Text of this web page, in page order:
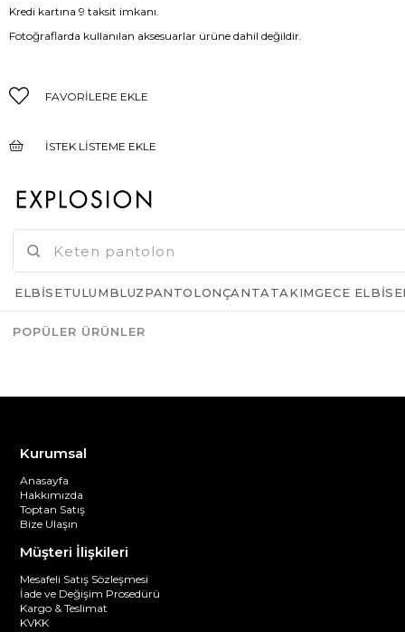
Kredi kartına 9 taksit imkanı.
Fotoğraflarda kullanılan aksesuarlar ürüne dahil değildir.
FAVORILERE EKLE
İSTEK LISTEME EKLE
Kurumsal
Anasayfa
Hakkımızda
Toptan Satış
Bize Ulaşın
Müşteri İlişkileri
Mesafeli Satış Sözleşmesi
İade ve Değişim Prosedürü
Kargo & Teslimat
KVKK
ELBISETULUMBLUZPANTOLONÇANTATAKIMGECE
POPÜLER ÜRÜNLER